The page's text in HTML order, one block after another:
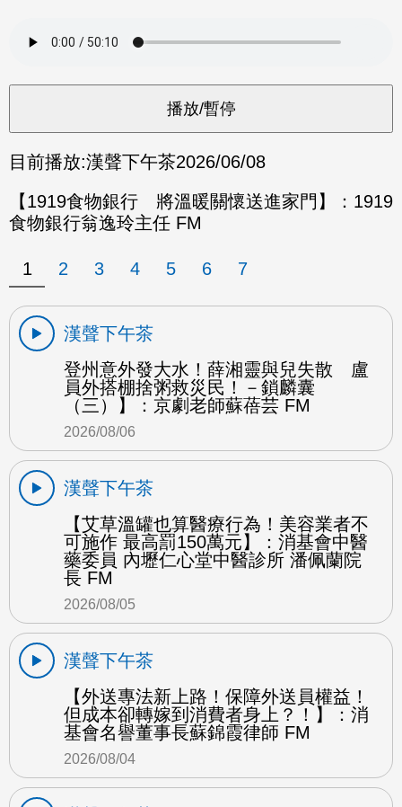
目前播放:漢聲下午茶2026/06/08
【1919食物銀行 將溫暖關懷送進家門】：1919
食物銀行翁逸玲主任 FM
1 2 3 4 5 6 7
漢聲下午茶
登州意外發大水！薛湘靈與兒失散 盧
員外搭棚捨粥救災民！－鎖麟囊
（三）】：京劇老師蘇蓓芸 FM
2026/08/06
漢聲下午茶
【艾草溫罐也算醫療行為！美容業者不
可施作 最高罰150萬元】：消基會中醫
藥委員 內壢仁心堂中醫診所 潘佩蘭院
長 FM
2026/08/05
漢聲下午茶
【外送專法新上路！保障外送員權益！
但成本卻轉嫁到消費者身上？！】：消
基會名譽董事長蘇錦霞律師 FM
2026/08/04